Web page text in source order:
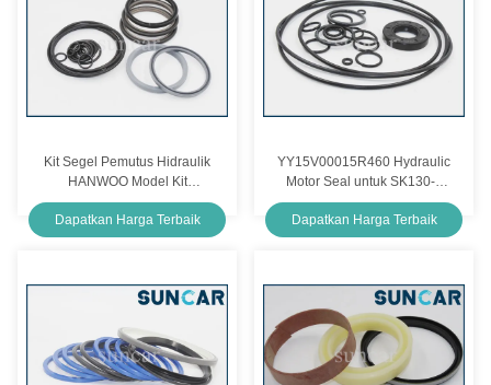
Kit Segel Pemutus Hidraulik
HANWOO Model Kit
Perbaikan Palu RHB301
Dapatkan Harga Terbaik
YY15V00015R460 Hydraulic
Motor Seal untuk SK130-8
Kobelco Crawler Excavator
Dapatkan Harga Terbaik